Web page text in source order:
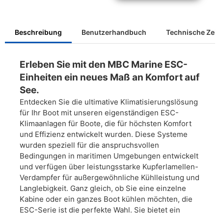
Beschreibung Benutzerhandbuch Technische
Erleben Sie mit den MBC Marine ESC-
Einheiten ein neues Maß an Komfort auf
See.
Entdecken Sie die ultimative Klimatisierungslösung
für Ihr Boot mit unseren eigenständigen ESC-
Klimaanlagen für Boote, die für höchsten Komfort
und Effizienz entwickelt wurden. Diese Systeme
wurden speziell für die anspruchsvollen
Bedingungen in maritimen Umgebungen entwickelt
und verfügen über leistungsstarke Kupferlamellen-
Verdampfer für außergewöhnliche Kühlleistung und
Langlebigkeit. Ganz gleich, ob Sie eine einzelne
Kabine oder ein ganzes Boot kühlen möchten, die
ESC-Serie ist die perfekte Wahl. Sie bietet ein